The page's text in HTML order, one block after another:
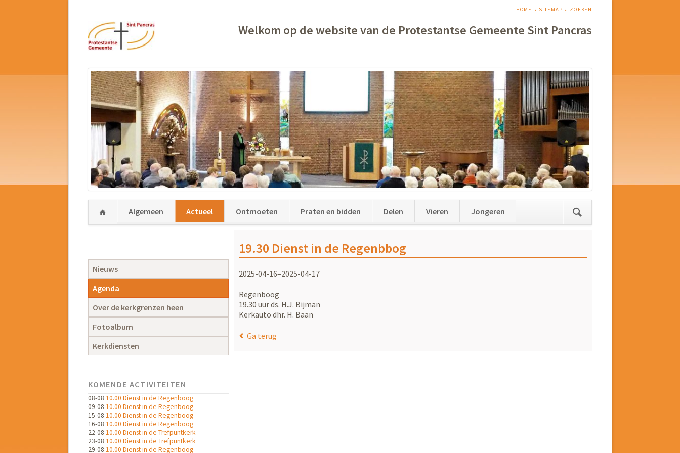
NAVIGATIE
HOME SITEMAP ZOEKEN
Welkom op de website van de Protestantse Gemeente Sint Pancras
NavigatieAlgemeen Actueel Ontmoeten Praten en bidden Delen Vieren
Jongeren
19.30 Dienst in de Regenbbog
2025-04-16–2025-04-17
Regenboog
19.30 uur ds. H.J. Bijman
Kerkauto dhr. H. Baan
Ga terug
Navigatie
overslaan
Nieuws
Agenda
Over de kerkgrenzen heen
Fotoalbum
Kerkdiensten
KOMENDE ACTIVITEITEN
08-08 10.00 Dienst in de Regenboog
09-08 10.00 Dienst in de Regenboog
15-08 10.00 Dienst in de Regenboog
16-08 10.00 Dienst in de Regenboog
22-08 10.00 Dienst in de Trefpuntkerk
23-08 10.00 Dienst in de Trefpuntkerk
29-08 10.00 Dienst in de Regenboog